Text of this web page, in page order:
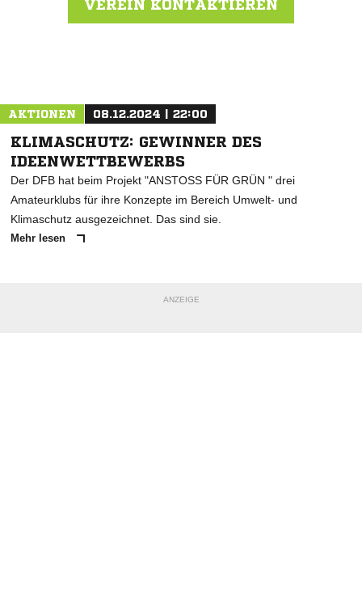
VEREIN KONTAKTIEREN
AKTIONEN 08.12.2024 | 22:00
KLIMASCHUTZ: GEWINNER DES
IDEENWETTBEWERBS
Der DFB hat beim Projekt "ANSTOSS FÜR GRÜN " drei
Amateurklubs für ihre Konzepte im Bereich Umwelt- und
Klimaschutz ausgezeichnet. Das sind sie.
Mehr lesen
ANZEIGE